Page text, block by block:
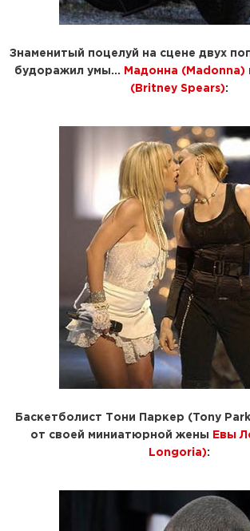
Знаменитый поцелуй на сцене двух
будоражил умы...
Мадонна (Madonna)
(Britney Spears):
Баскетболист Тони Паркер (Tony
от своей миниатюрной жены
Евы
Longoria):